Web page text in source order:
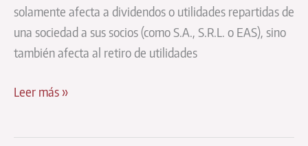
solamente afecta a dividendos o utilidades repartidas de
una sociedad a sus socios (como S.A., S.R.L. o EAS), sino
también afecta al retiro de utilidades
Impuesto
Leer más »